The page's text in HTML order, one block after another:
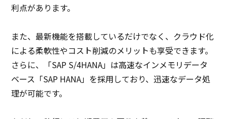
利点があります。
また、最新機能を搭載しているだけでなく、クラウド化
による柔軟性やコスト削減のメリットも享受できます。
さらに、「SAP S/4HANA」は高速なインメモリデータ
ベース「SAP HANA」を採用しており、迅速なデータ処
理が可能です。